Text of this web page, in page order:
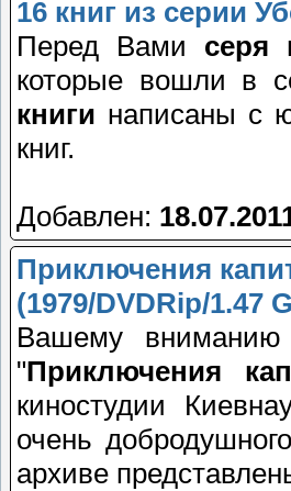
16 книг из серии
Перед Вами серя
которые вошли в
книги написаны с
книг.
Добавлен:
Приключения
(1979/DVDRip/1.47
Вашему вниманию
"Приключения
киностудии
очень
архиве